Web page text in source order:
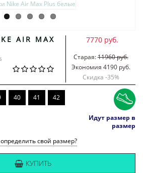
AIR MAX 7770 руб.
Старая:11960 руб.
Экономия 4190 руб.
Скидка -35%
40 41 42
Идут размер в
размер
свой размер?
КУПИТЬ